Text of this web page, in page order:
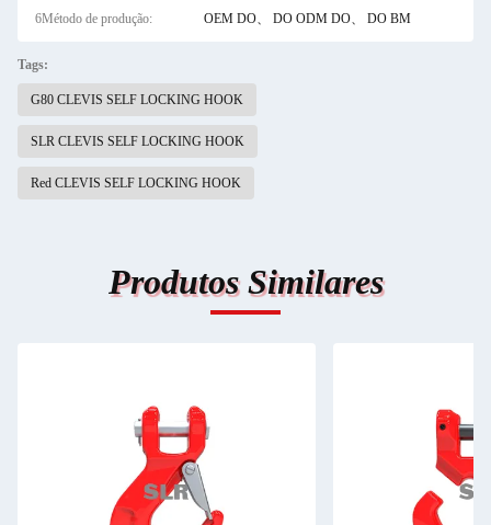
6Método de produção: OEM DO、 DO ODM DO、 DO BM
Tags:
G80 CLEVIS SELF LOCKING HOOK
SLR CLEVIS SELF LOCKING HOOK
Red CLEVIS SELF LOCKING HOOK
Produtos Similares